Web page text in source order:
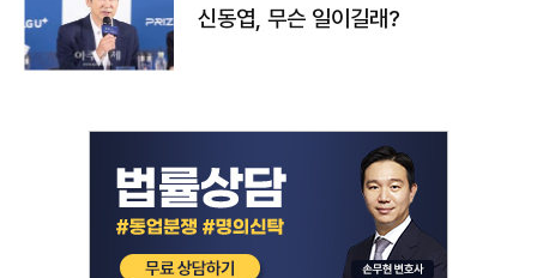
신동엽, 무슨 일이길래?